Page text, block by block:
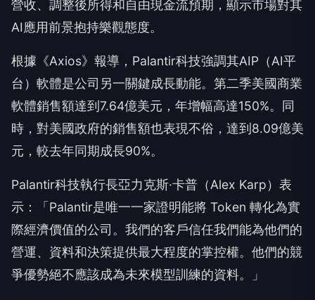
營收、調整後所得和自由現金流預期，顯示市場對其
AI應用前景抱持樂觀態度。
根據《Axios》報導，Palantir科技強調其AIP（AI平
台）軟體是公司另一關鍵成長動能。第二季美國商業
軟體銷售額達到7.64億美元，年增幅高達150%。同
時，對美國政府的銷售額也表現不俗，達到8.09億美
元，較去年同期成長90%。
Palantir科技執行長亞力克斯·卡普（Alex Karp）表
示：「Palantir是唯一一家證明能將 Token 轉化為實
際經濟價值的公司。我們的客戶信任我們能為他們的
營運、資料和決策提供最大程度的掌控權。他們的競
爭優勢絕不應該成為未來模型訓練的資料。」